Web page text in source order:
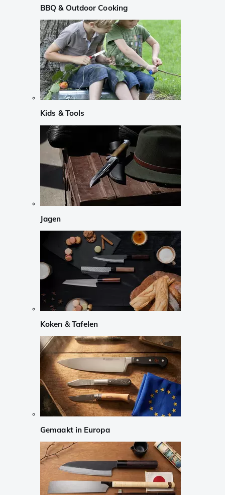
BBQ & Outdoor Cooking
Kids & Tools
Jagen
Koken & Tafelen
Gemaakt in Europa